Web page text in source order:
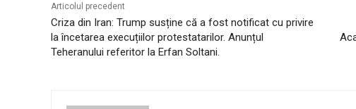
Articolul precedent
Criza din Iran: Trump susține că a fost notificat cu privire
la încetarea execuțiilor protestatarilor. Anunțul
Teheranului referitor la Erfan Soltani.